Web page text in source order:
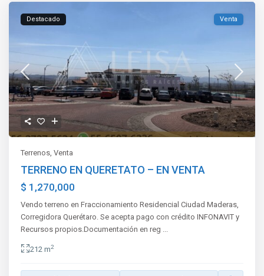
Destacado Venta
Terrenos,Venta
TERRENO EN QUERETATO – EN VENTA
$ 1,270,000
Vendo terreno en Fraccionamiento Residencial Ciudad Maderas,
Corregidora Querétaro. Se acepta pago con crédito INFONAVIT y
Recursos propios.Documentación en reg ...
212 m2